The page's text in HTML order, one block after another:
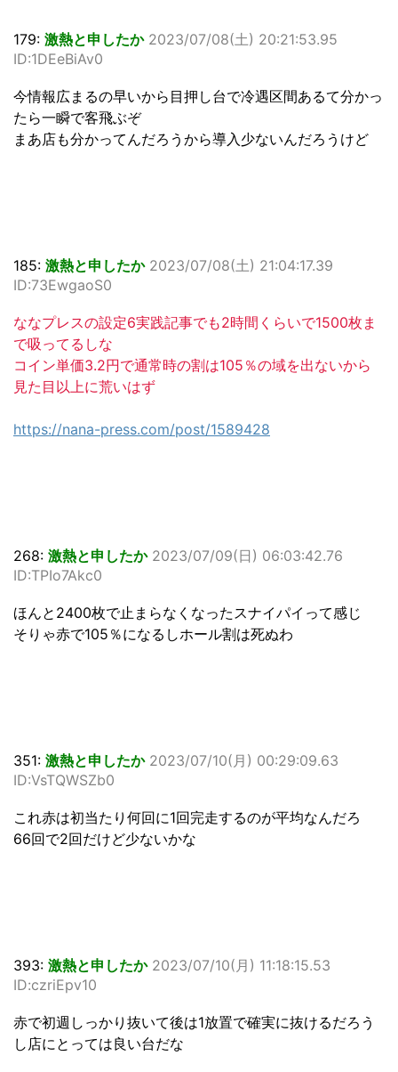
179: 激熱と申したか 2023/07/08(土) 20:21:53.95
ID:1DEeBiAv0
今情報広まるの早いから目押し台で冷遇区間あるて分かっ
たら一瞬で客飛ぶぞ
まあ店も分かってんだろうから導入少ないんだろうけど
185: 激熱と申したか 2023/07/08(土) 21:04:17.39
ID:73EwgaoS0
ななプレスの設定6実践記事でも2時間くらいで1500枚ま
で吸ってるしな
コイン単価3.2円で通常時の割は105％の域を出ないから
見た目以上に荒いはず
https://nana-press.com/post/1589428
268: 激熱と申したか 2023/07/09(日) 06:03:42.76
ID:TPIo7Akc0
ほんと2400枚で止まらなくなったスナイパイって感じ
そりゃ赤で105％になるしホール割は死ぬわ
351: 激熱と申したか 2023/07/10(月) 00:29:09.63
ID:VsTQWSZb0
これ赤は初当たり何回に1回完走するのが平均なんだろ
66回で2回だけど少ないかな
393: 激熱と申したか 2023/07/10(月) 11:18:15.53
ID:czriEpv10
赤で初週しっかり抜いて後は1放置で確実に抜けるだろう
し店にとっては良い台だな